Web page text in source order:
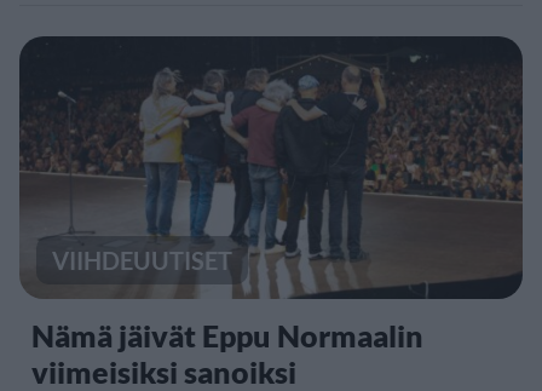
VIIHDEUUTISET
Nämä jäivät Eppu Normaalin
viimeisiksi sanoiksi